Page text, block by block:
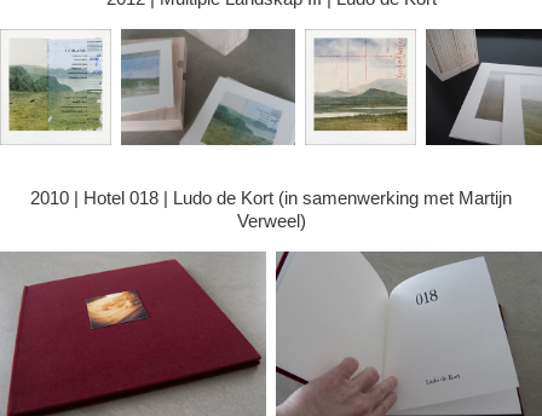
2010 | Hotel 018 | Ludo de Kort (in samenwerking met Martijn
Verweel)